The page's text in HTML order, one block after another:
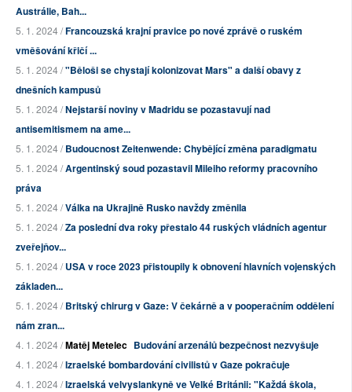
Austrálie, Bah...
5. 1. 2024 /Francouzská krajní pravice po nové zprávě o ruském
vměšování křičí ...
5. 1. 2024 /"Běloši se chystají kolonizovat Mars" a další obavy z
dnešních kampusů
5. 1. 2024 /Nejstarší noviny v Madridu se pozastavují nad
antisemitismem na ame...
5. 1. 2024 /Budoucnost Zeitenwende: Chybějící změna paradigmatu
5. 1. 2024 /Argentinský soud pozastavil Mileiho reformy pracovního
práva
5. 1. 2024 /Válka na Ukrajině Rusko navždy změnila
5. 1. 2024 /Za poslední dva roky přestalo 44 ruských vládních agentur
zveřejňov...
5. 1. 2024 /USA v roce 2023 přistoupily k obnovení hlavních vojenských
základen...
5. 1. 2024 /Britský chirurg v Gaze: V čekárně a v pooperačním oddělení
nám zran...
4. 1. 2024 /Matěj Metelec Budování arzenálů bezpečnost nezvyšuje
4. 1. 2024 /Izraelské bombardování civilistů v Gaze pokračuje
4. 1. 2024 /Izraelská velvyslankyně ve Velké Británii: "Každá škola,